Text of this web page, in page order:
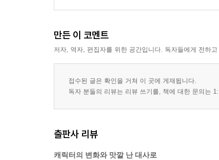
만든 이 코멘트
저자, 역자, 편집자를 위한 공간입니다. 독자들에게 전하
접수된 글은 확인을 거쳐 이 곳에 게재됩니다.
독자 분들의 리뷰는 리뷰 쓰기를, 책에 대한 문의는
출판사 리뷰
캐릭터의 변화와 맛깔 난 대사로